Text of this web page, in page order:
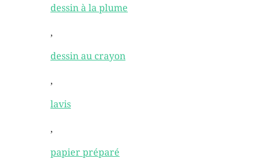
dessin à la plume
,
dessin au crayon
,
lavis
,
papier préparé